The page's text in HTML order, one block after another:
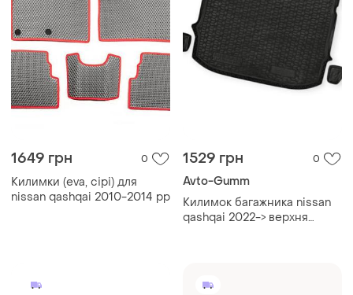
1649 грн 0
Килимки (eva, сірі) для
nissan qashqai 2010-2014 рр
1529 грн 0
Avto-Gumm
Килимок багажника nissan
qashqai 2022-> верхня